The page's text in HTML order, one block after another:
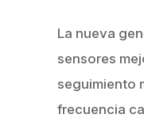
La nueva
sensores
seguimiento
frecuencia